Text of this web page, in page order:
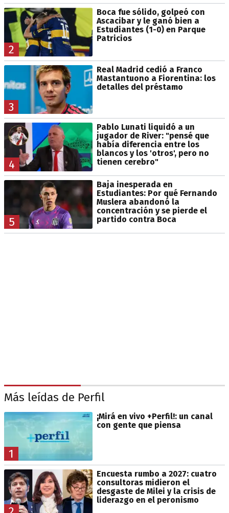
2
Boca fue sólido, golpeó con
Ascacibar y le ganó bien a
Estudiantes (1-0) en Parque
Patricios
3
Real Madrid cedió a Franco
Mastantuono a Fiorentina: los
detalles del préstamo
4
Pablo Lunati liquidó a un
jugador de River: "pensé que
había diferencia entre los
blancos y los 'otros', pero no
tienen cerebro"
5
Baja inesperada en
Estudiantes: Por qué Fernando
Muslera abandonó la
concentración y se pierde el
partido contra Boca
Más leídas de Perfil
1
¡Mirá en vivo +Perfil!: un canal
con gente que piensa
Encuesta rumbo a 2027: cuatro
consultoras midieron el
desgaste de Milei y la crisis de
liderazgo en el peronismo